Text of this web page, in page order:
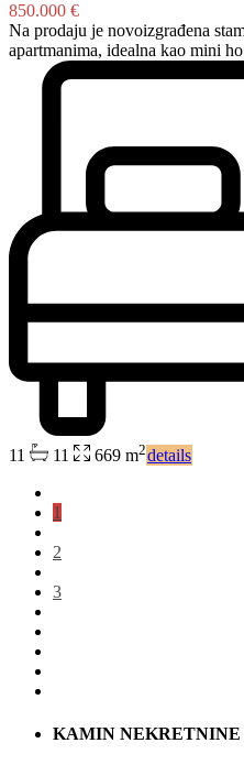
850.000 €
Na prodaju je novoizgrađena
apartmanima, idealna kao mini ho
11 11 669 m2details
1
2
3
KAMIN NEKRETNINE